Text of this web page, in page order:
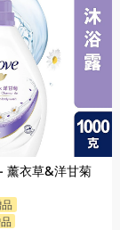
薰衣草&洋甘菊